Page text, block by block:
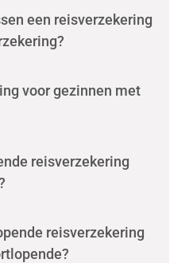
een reisverzekering
voor gezinnen met
reisverzekering
reisverzekering